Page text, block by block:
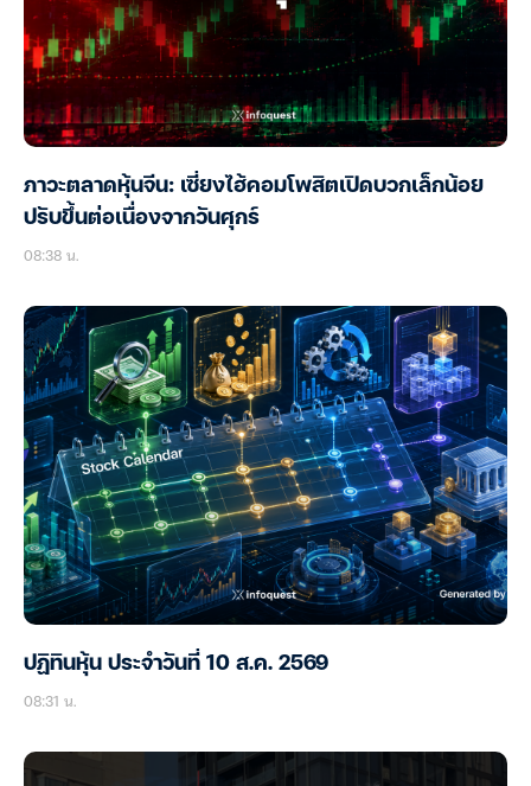
ภาวะตลาดหุ้นจีน: เซี่ยงไฮ้คอมโพสิตเปิดบวกเล็กน้อย
ปรับขึ้นต่อเนื่องจากวันศุกร์
08:38 น.
ปฏิทินหุ้น ประจำวันที่ 10 ส.ค. 2569
08:31 น.